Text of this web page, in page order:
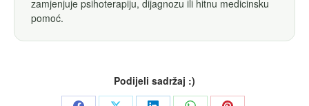
zamjenjuje psihoterapiju, dijagnozu ili hitnu medicinsku
pomoć.
Podijeli sadržaj :)